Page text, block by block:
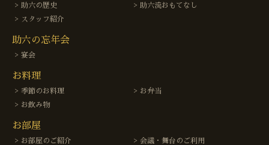
助六の歴史
助六流おもてなし
スタッフ紹介
助六の忘年会
宴会
お料理
季節のお料理
お弁当
お飲み物
お部屋
お部屋のご紹介
会議・舞台のご利用